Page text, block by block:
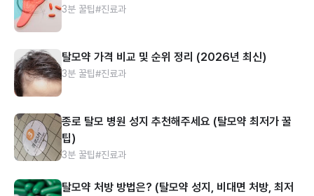
3분 꿀팁#진료과
탈모약 가격 비교 및 순위 정리 (2026년 최신)
3분 꿀팁#진료과
종로 탈모 병원 성지 추천해주세요 (탈모약 최저가 꿀
팁)
3분 꿀팁#진료과
탈모약 처방 방법은? (탈모약 성지, 비대면 처방, 최저